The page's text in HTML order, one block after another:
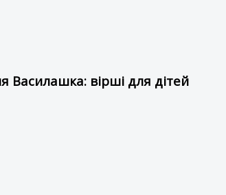
Василашка: вірші для дітей